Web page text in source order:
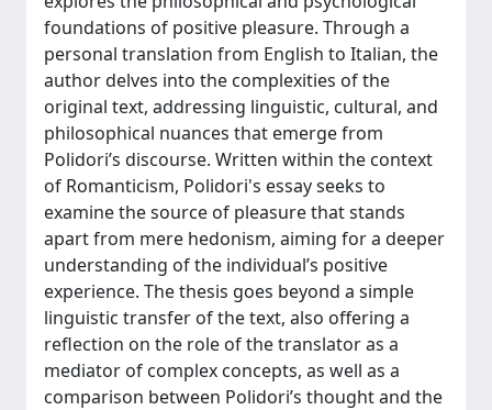
foundations of positive pleasure. Through a
personal translation from English to Italian, the
author delves into the complexities of the
original text, addressing linguistic, cultural, and
philosophical nuances that emerge from
Polidori’s discourse. Written within the context
of Romanticism, Polidori's essay seeks to
examine the source of pleasure that stands
apart from mere hedonism, aiming for a deeper
understanding of the individual’s positive
experience. The thesis goes beyond a simple
linguistic transfer of the text, also offering a
reflection on the role of the translator as a
mediator of complex concepts, as well as a
comparison between Polidori’s thought and the